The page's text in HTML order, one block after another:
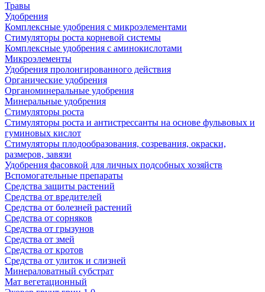
Травы
Удобрения
Комплексные удобрения с микроэлементами
Стимуляторы роста корневой системы
Комплексные удобрения с аминокислотами
Микроэлементы
Удобрения пролонгированного действия
Органические удобрения
Органоминеральные удобрения
Минеральные удобрения
Стимуляторы роста
Стимуляторы роста и антистрессанты на основе фульвовых и
гуминовых кислот
Стимуляторы плодообразования, созревания, окраски,
размеров, завязи
Удобрения фасовкой для личных подсобных хозяйств
Вспомогательные препараты
Средства защиты растений
Средства от вредителей
Средства от болезней растений
Средства от сорняков
Средства от грызунов
Средства от змей
Средства от кротов
Средства от улиток и слизней
Минераловатный субстрат
Мат вегетационный